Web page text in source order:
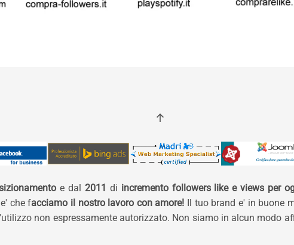
e dal 2011 di incremento followers like e views per
che facciamo il nostro lavoro con amore! Il tuo brand e' in buone
non espressamente autorizzato. Non siamo in alcun modo